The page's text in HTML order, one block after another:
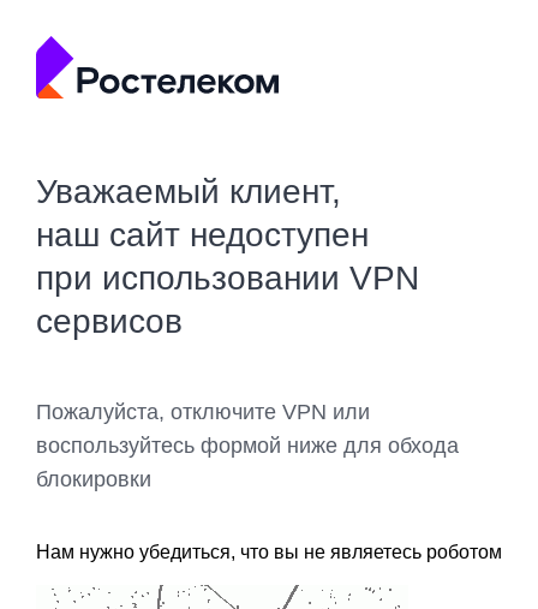
Уважаемый клиент,
наш сайт недоступен
при использовании VPN
сервисов
Пожалуйста, отключите VPN или
воспользуйтесь формой ниже для обхода
блокировки
Нам нужно убедиться, что вы не являетесь роботом